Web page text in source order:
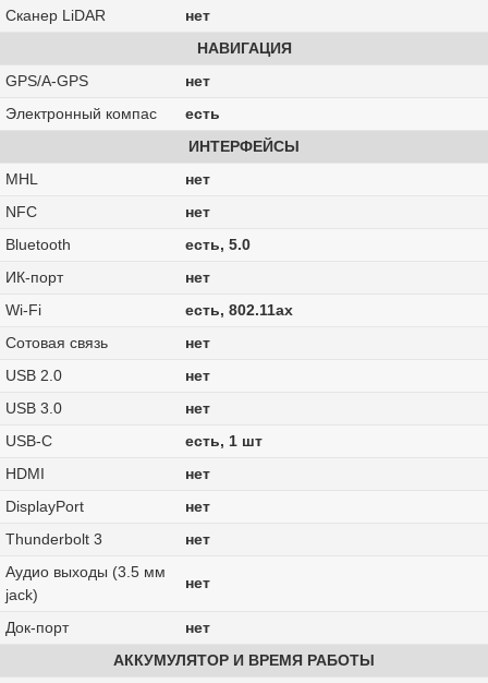
Сканер LiDAR
нет
НАВИГАЦИЯ
GPS/A-GPS
нет
Электронный компас
есть
ИНТЕРФЕЙСЫ
MHL
нет
NFC
нет
Bluetooth
есть, 5.0
ИК-порт
нет
Wi-Fi
есть, 802.11ax
Сотовая связь
нет
USB 2.0
нет
USB 3.0
нет
USB-C
есть, 1 шт
HDMI
нет
DisplayPort
нет
Thunderbolt 3
нет
Аудио выходы (3.5 мм
jack)
нет
Док-порт
нет
АККУМУЛЯТОР И ВРЕМЯ РАБОТЫ